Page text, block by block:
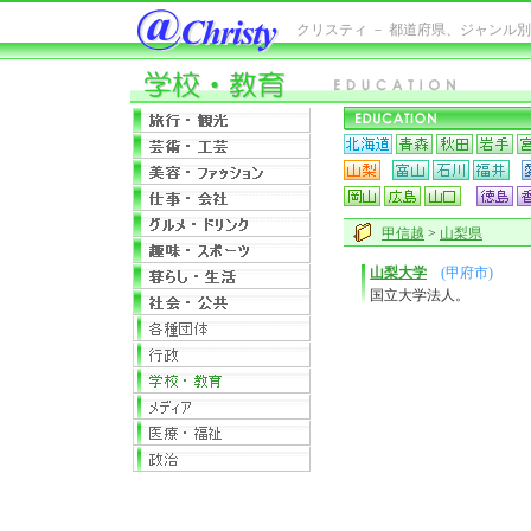
クリスティ － 都道府県、ジャンル
甲信越 > 山梨県
山梨大学
(甲府市)
国立大学法人。